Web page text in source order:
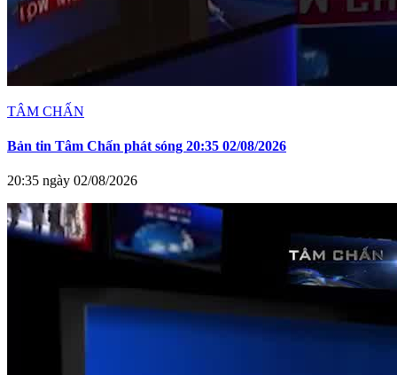
TÂM CHẤN
Bản tin Tâm Chấn phát sóng 20:35 02/08/2026
20:35 ngày 02/08/2026